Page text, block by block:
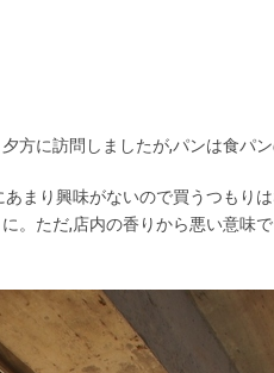
方に訪問しましたが,パンは食パン
まり興味がないので買うつもり
。ただ,店内の香りから悪い意味